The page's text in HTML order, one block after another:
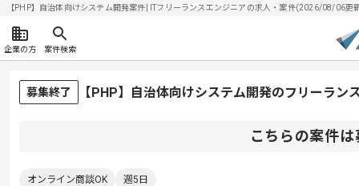
【PHP】自治体向けシステム開発案件| ITフリーランスエンジニアの求人・案件(2026/08/06更
企業の方 案件検索
募集終了 【PHP】自治体向けシステム開発のフリーラン
こちらの案件
オンライン商談OK 週5日